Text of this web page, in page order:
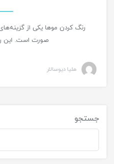
رنگ کردن موها یکی از
صورت است. این
هلیا دیوسالار
جستجو